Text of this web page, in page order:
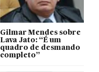
Gilmar Mendes sobre
Lava Jato: “É um
quadro de desmando
completo”